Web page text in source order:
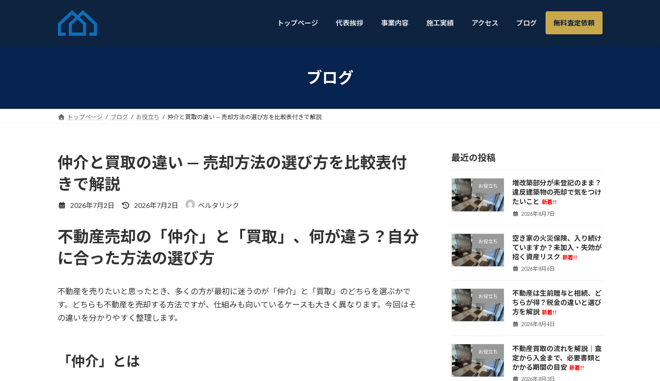
プ
動
トップページ 代表挨拶 事業内容 施工実績 アクセス ブログ 無料査定依頼
ブログ
トップページ ブログ お役立ち 仲介と買取の違い — 売却方法の選び方を比較表付きで解説
仲介と買取の違い — 売却方法の選び方を比較表付
きで解説
2026年7月2日
最
新
日
時
2026年7月2日 ベルタリンク
不動産売却の「仲介」と「買取」、何が違う？自分
に合った方法の選び方
不動産を売りたいと思ったとき、多くの方が最初に迷うのが「仲介」と「買取」のどちらを選ぶかで
す。どちらも不動産を売却する方法ですが、仕組みも向いているケースも大きく異なります。今回はそ
の違いを分かりやすく整理します。
「仲介」とは
最近の投稿
お役立ち
増改築部分が未登記のまま？
違反建築物の売却で気をつけ
たいこと 新着!!
2026年8月7日
お役立ち
空き家の火災保険、入り続け
ていますか？未加入・失効が
招く資産リスク 新着!!
2026年8月6日
お役立ち
不動産は生前贈与と相続、ど
ちらが得？税金の違いと選び
方を解説 新着!!
2026年8月4日
お役立ち
不動産買取の流れを解説｜査
定から入金まで、必要書類と
かかる期間の目安 新着!!
2026年8月3日